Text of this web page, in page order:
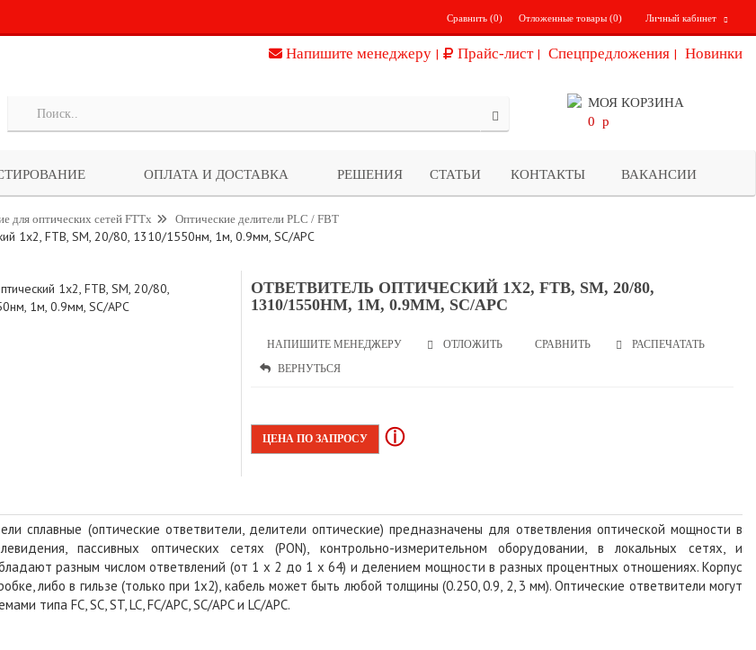
Личный кабинет
Отложенные товары (0)
Сравнить (0)
Напишите менеджеру Прайс-лист Спецпредложения Новинки
МОЯ КОРЗИНА
0 p
ОПЛАТА И ДОСТАВКА РЕШЕНИЯ СТАТЬИ КОНТАКТЫ ВАКАНСИИ
для оптических сетей FTTx Оптические делители PLC / FBT
1х2, FTB, SM, 20/80, 1310/1550нм, 1м, 0.9мм, SC/APC
ОТВЕТВИТЕЛЬ ОПТИЧЕСКИЙ 1Х2, FTB, SM, 20/80,
1310/1550НМ, 1М, 0.9ММ, SC/APC
НАПИШИТЕ МЕНЕДЖЕРУ ОТЛОЖИТЬ СРАВНИТЬ
РАСПЕЧАТАТЬ
ВЕРНУТЬСЯ
ЦЕНА ПО ЗАПРОСУ ⓘ
сплавные (оптические ответвители, делители оптические) предназначены для ответвления оптической мощности в
пассивных оптических сетях (PON), контрольно-измерительном оборудовании, в локальных сетях, и
разным числом ответвлений (от 1 х 2 до 1 х 64) и делением мощности в разных процентных отношениях. Корпус
либо в гильзе (только при 1х2), кабель может быть любой толщины (0.250, 0.9, 2, 3 мм). Оптические ответвители могут
типа FC, SC, ST, LC, FC/APC, SC/APC и LC/APC.